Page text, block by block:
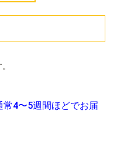
4〜5週間ほどでお届